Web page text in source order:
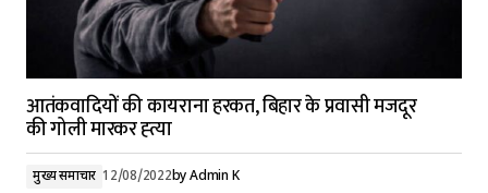
आतंकवादियों की कायराना हरकत, बिहार के प्रवासी मजदूर
की गोली मारकर ह्त्या
मुख्य समाचार 12/08/2022byAdmin K